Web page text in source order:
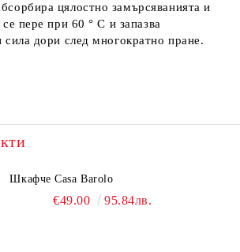
цялостно замърсяванията и
пере при 60 ° C и запазва
сила дори след многократно пране.
Шкафче Casa Barolo
€49.00 95.84лв.